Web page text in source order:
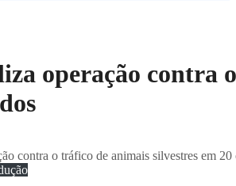
operação contra